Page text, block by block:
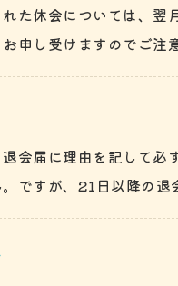
た休会については、
申し受けますのでご注
会届に理由を記して
ですが、21日以降の退